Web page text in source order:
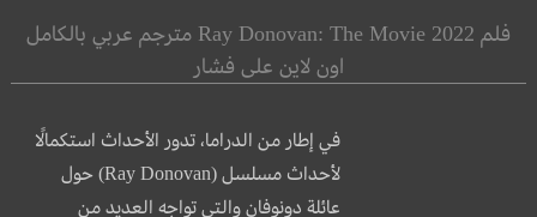
فلم Ray Donovan: The Movie 2022 مترجم عربي بالكامل
اون لاين على فشار
في إطار من الدراما، تدور الأحداث استكمالًا
لأحداث مسلسل (Ray Donovan) حول
عائلة دونوفان والتي تواجه العديد من